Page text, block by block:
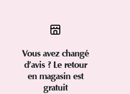
Vous avez changé
d’avis ? Le retour
en magasin est
gratuit